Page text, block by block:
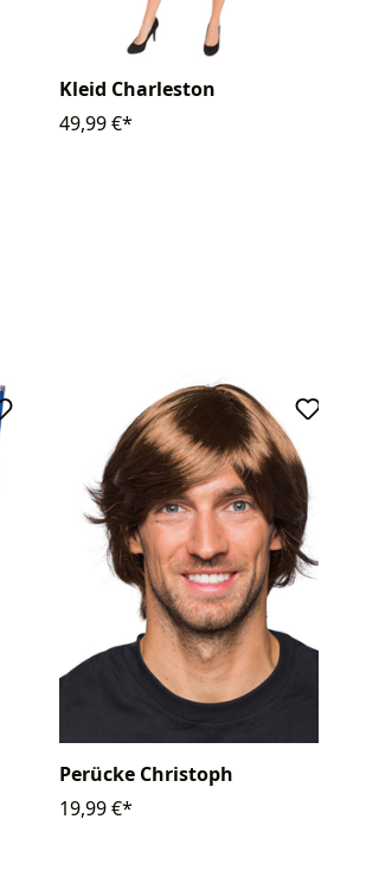
Kleid Charleston
49,99 €*
Perücke Christoph
19,99 €*